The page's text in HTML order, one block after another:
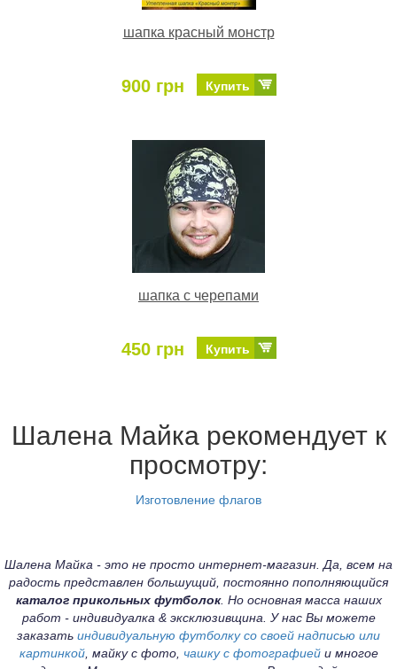
шапка красный монстр
900 грн Купить
шапка с черепами
450 грн Купить
Шалена Майка рекомендует к
просмотру:
Изготовление флагов
Шалена Майка - это не просто интернет-магазин. Да, всем на
радость представлен большущий, постоянно пополняющийся
каталог прикольных футболок. Но основная масса наших
работ - индивидуалка & эксклюзивщина. У нас Вы можете
заказать индивидуальную футболку со своей надписью или
картинкой, майку с фото, чашку с фотографиейи многое